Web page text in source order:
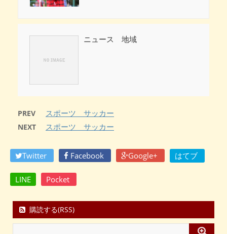
ニュース 地域
PREV スポーツ サッカー
NEXT スポーツ サッカー
Twitter Facebook Google+ はてブ
LINE Pocket
購読する(RSS)